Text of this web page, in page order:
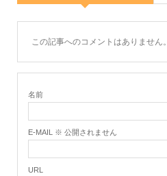
この記事へのコメントはありません。
名前
E-MAIL ※ 公開されません
URL